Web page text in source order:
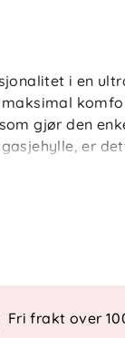
i en
gjør den
er
slik at
kan også
et avtakbart
Fri frakt over